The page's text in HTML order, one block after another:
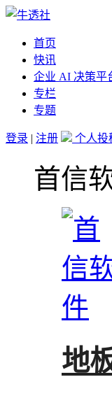
首页
快讯
企业 AI 决策平
专栏
专题
登录 | 注册 个人投
首信
地